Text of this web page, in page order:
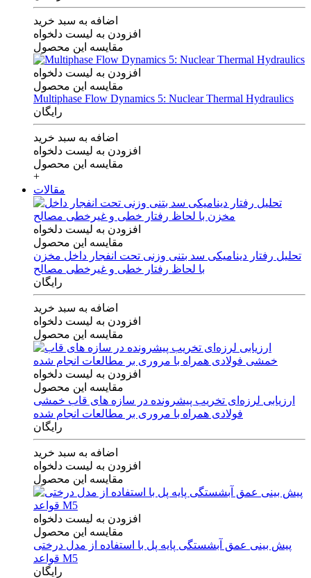
اضافه به سبد خرید
افزودن به لیست دلخواه
مقایسه این محصول
افزودن به لیست دلخواه
مقایسه این محصول
Multiphase Flow Dynamics 5: Nuclear Thermal Hydraulics
رایگان
اضافه به سبد خرید
افزودن به لیست دلخواه
مقایسه این محصول
+
مقالات
افزودن به لیست دلخواه
مقایسه این محصول
تحلیل رفتار دینامیکی سد بتنی وزنی تحت انفجار داخل مخزن
با لحاظ رفتار خطی و غیرخطی مصالح
رایگان
اضافه به سبد خرید
افزودن به لیست دلخواه
مقایسه این محصول
افزودن به لیست دلخواه
مقایسه این محصول
ارزیابی لرزه‌ای تخریب پیشرونده در سازه های قاب خمشی
فولادی همراه با مروری بر مطالعات انجام شده
رایگان
اضافه به سبد خرید
افزودن به لیست دلخواه
مقایسه این محصول
افزودن به لیست دلخواه
مقایسه این محصول
پیش بینی عمق آبشستگی پایه پل با استفاده از مدل درختی
قواعد M5
رایگان